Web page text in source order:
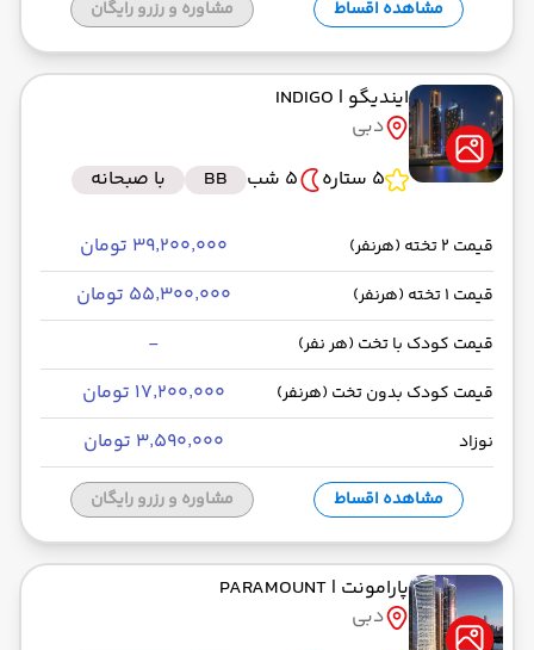
مشاهده اقساط مشاوره و رزرو رایگان
ایندیگو | INDIGO
دبی
5 ستاره
5 شب BB با صبحانه
قیمت 2 تخته (هرنفر) ۳۹٬۲۰۰٬۰۰۰ تومان
قیمت 1 تخته (هرنفر) ۵۵٬۳۰۰٬۰۰۰ تومان
قیمت کودک با تخت (هر نفر) -
قیمت کودک بدون تخت (هرنفر) ۱۷٬۲۰۰٬۰۰۰ تومان
نوزاد ۳٬۵۹۰٬۰۰۰ تومان
مشاهده اقساط مشاوره و رزرو رایگان
پارامونت | PARAMOUNT
دبی